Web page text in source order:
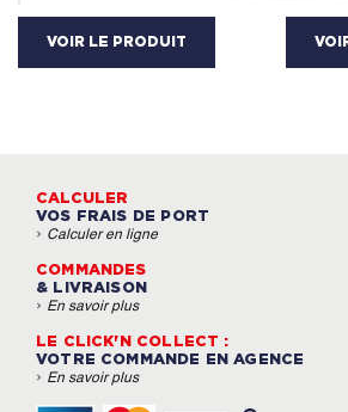
VOIR LE PRODUIT
CALCULER
VOS FRAIS DE PORT
› Calculer en ligne
COMMANDES
& LIVRAISON
› En savoir plus
LE CLICK'N COLLECT :
VOTRE COMMANDE EN AGENCE
› En savoir plus